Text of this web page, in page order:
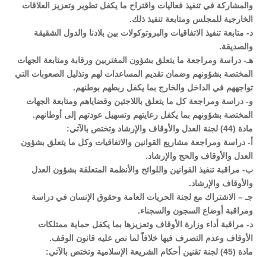
والمشاركة في تنفيذ فعاليات واقتراح ما يكفل تطوير وتعزيز العلاقات
الخارجية للمجلس ومتابعة تنفيذ ذلك.
‌د- متابعة تنفيذ الاتفاقيات والبروتوكولات بين بلادنا والدول الشقيقة
والصديقة.
هـ- دراسة ومراجعة ما يتعلق بشؤون المغتربين ورقابة ومتابعة الجهات
المختصة بشؤونهم وضمان تقديم المساعدات لهم وتذليل الصعوبات التي
تواجههم في الداخل والخارج بما يكفل ربطهم بوطنهم.
و‌- دراسة ومراجعة كل ما يتعلق باللاجئين وقضاياهم ومتابعة الجهات
المختصة بشؤونهم بما يكفل رعايتهم وتسهيل عودتهم إلى أوطانهم.
مادة (44) لجنة العدل والأوقاف والإرشاد وتختص بالآتي:
أ‌- دراسة ومراجعة مشاريع القوانين والاتفاقيات وكل ما يتعلق بشؤون
العدل والأوقاف والحج والإرشاد.
ب‌- مراقبة تنفيذ القوانين واللوائح والأنظمة المتعلقة بشؤون العدل
والأوقاف والإرشاد.
جـ – الاشتراك مع لجنة الحريات العامة وحقوق الإنسان في دراسة
ومراقبة أوضاع السجون والسجناء.
د- مراقبة أداء وزارة الأوقاف وتعزيزها بما يكفل حماية ممتلكات
الأوقاف وعدم التصرف فيها خلافاً لما نص عليه قانون الوقف.
مادة (45) لجنة تقنين أحكام الشريعة الإسلامية وتختص بالآتي: